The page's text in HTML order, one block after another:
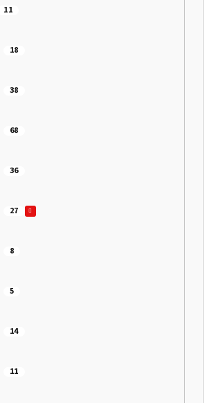
11
18
38
68
36
27
8
5
14
11